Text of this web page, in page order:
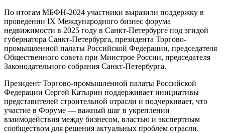
По итогам МБФН-2024 участники выразили поддержку в
проведении IX Международного бизнес форума
недвижимости в 2025 году в Санкт-Петербурге под эгидой
губернатора Санкт-Петербурга, президента Торгово-
промышленной палаты Российской Федерации, председателя
Общественного совета при Минстрое России, председателя
Законодательного собрания Санкт-Петербурга.
Президент Торгово-промышленной палаты Российской
Федерации Сергей Катырин поддерживает инициативы
представителей строительной отрасли и подчеркивает, что
участие в Форуме — важный шаг в укреплении
взаимодействия между бизнесом, властью и экспертным
сообществом для решения актуальных проблем отрасли.